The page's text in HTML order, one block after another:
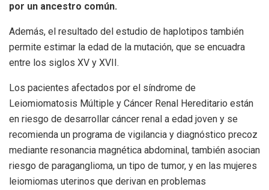
por un ancestro común.
Además, el resultado del estudio de haplotipos también
permite estimar la edad de la mutación, que se encuadra
entre los siglos XV y XVII.
Los pacientes afectados por el síndrome de
Leiomiomatosis Múltiple y Cáncer Renal Hereditario están
en riesgo de desarrollar cáncer renal a edad joven y se
recomienda un programa de vigilancia y diagnóstico precoz
mediante resonancia magnética abdominal, también asocian
riesgo de paraganglioma, un tipo de tumor, y en las mujeres
leiomiomas uterinos que derivan en problemas